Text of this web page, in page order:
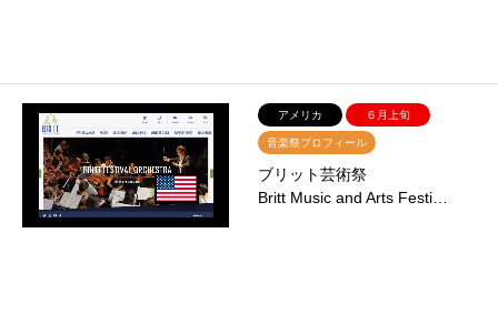
アメリカ ６月上旬
音楽祭プロフィール
ブリット芸術祭
Britt Music and Arts Festi…